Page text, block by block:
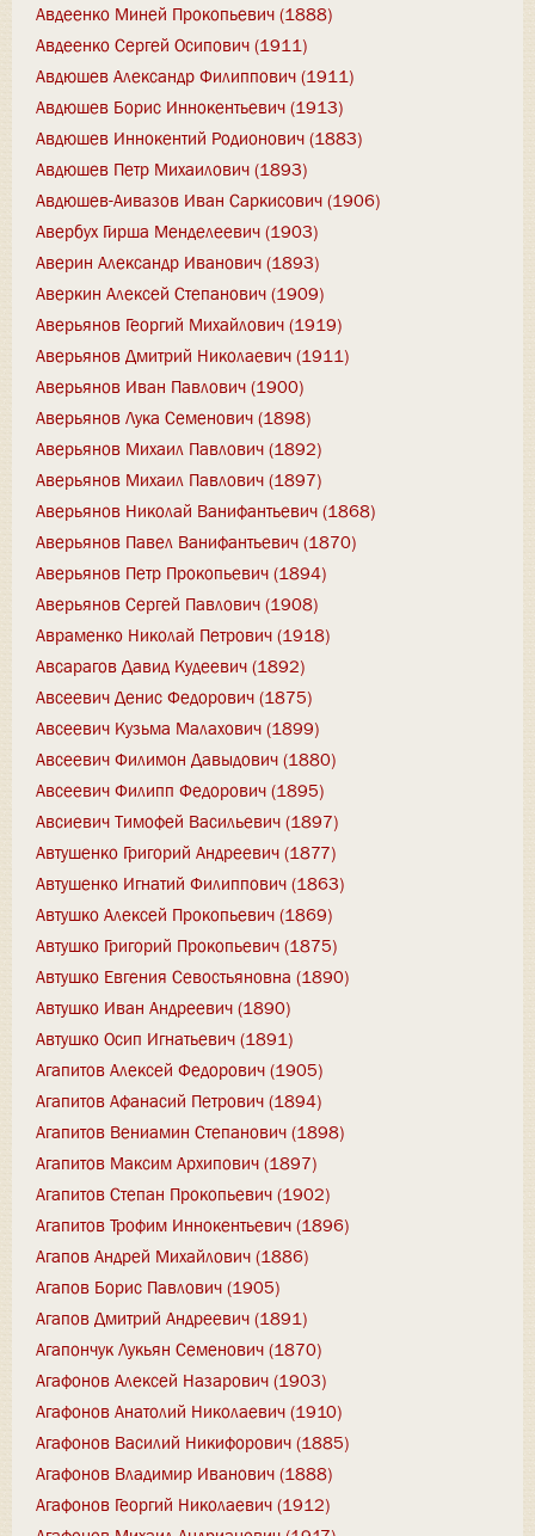
Авдеенко Миней Прокопьевич (1888)
Авдеенко Сергей Осипович (1911)
Авдюшев Александр Филиппович (1911)
Авдюшев Борис Иннокентьевич (1913)
Авдюшев Иннокентий Родионович (1883)
Авдюшев Петр Михаилович (1893)
Авдюшев-Аивазов Иван Саркисович (1906)
Авербух Гирша Менделеевич (1903)
Аверин Александр Иванович (1893)
Аверкин Алексей Степанович (1909)
Аверьянов Георгий Михайлович (1919)
Аверьянов Дмитрий Николаевич (1911)
Аверьянов Иван Павлович (1900)
Аверьянов Лука Семенович (1898)
Аверьянов Михаил Павлович (1892)
Аверьянов Михаил Павлович (1897)
Аверьянов Николай Ванифантьевич (1868)
Аверьянов Павел Ванифантьевич (1870)
Аверьянов Петр Прокопьевич (1894)
Аверьянов Сергей Павлович (1908)
Авраменко Николай Петрович (1918)
Авсарагов Давид Кудеевич (1892)
Авсеевич Денис Федорович (1875)
Авсеевич Кузьма Малахович (1899)
Авсеевич Филимон Давыдович (1880)
Авсеевич Филипп Федорович (1895)
Авсиевич Тимофей Васильевич (1897)
Автушенко Григорий Андреевич (1877)
Автушенко Игнатий Филиппович (1863)
Автушко Алексей Прокопьевич (1869)
Автушко Григорий Прокопьевич (1875)
Автушко Евгения Севостьяновна (1890)
Автушко Иван Андреевич (1890)
Автушко Осип Игнатьевич (1891)
Агапитов Алексей Федорович (1905)
Агапитов Афанасий Петрович (1894)
Агапитов Вениамин Степанович (1898)
Агапитов Максим Архипович (1897)
Агапитов Степан Прокопьевич (1902)
Агапитов Трофим Иннокентьевич (1896)
Агапов Андрей Михайлович (1886)
Агапов Борис Павлович (1905)
Агапов Дмитрий Андреевич (1891)
Агапончук Лукьян Семенович (1870)
Агафонов Алексей Назарович (1903)
Агафонов Анатолий Николаевич (1910)
Агафонов Василий Никифорович (1885)
Агафонов Владимир Иванович (1888)
Агафонов Георгий Николаевич (1912)